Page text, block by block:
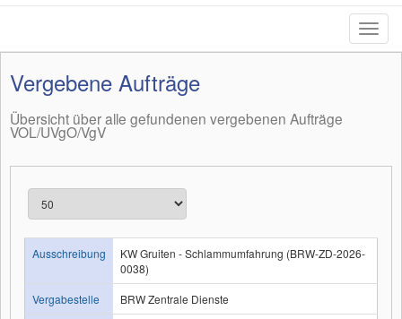
Vergebene Aufträge
Übersicht über alle gefundenen vergebenen Aufträge
VOL/UVgO/VgV
Ausschreibung
KW Gruiten - Schlammumfahrung (BRW-ZD-2026-
0038)
Vergabestelle
BRW Zentrale Dienste